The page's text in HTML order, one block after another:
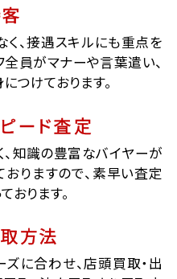
、接遇スキルにも重点を
全員がマナーや言葉遣い、
つけております。
ード査定
知識の豊富なバイヤーが
りますので、素早い査定
おります。
方法
に合わせ、店頭買取・出